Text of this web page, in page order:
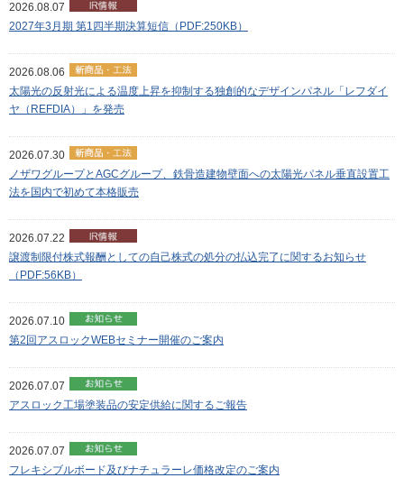
2026.08.07
2027年3月期 第1四半期決算短信（PDF:250KB）
2026.08.06
太陽光の反射光による温度上昇を抑制する独創的なデザインパネル「レフダイ
ヤ（REFDIA）」を発売
2026.07.30
ノザワグループとAGCグループ、鉄骨造建物壁面への太陽光パネル垂直設置工
法を国内で初めて本格販売
2026.07.22
譲渡制限付株式報酬としての自己株式の処分の払込完了に関するお知らせ
（PDF:56KB）
2026.07.10
第2回アスロックWEBセミナー開催のご案内
2026.07.07
アスロック工場塗装品の安定供給に関するご報告
2026.07.07
フレキシブルボード及びナチュラーレ価格改定のご案内